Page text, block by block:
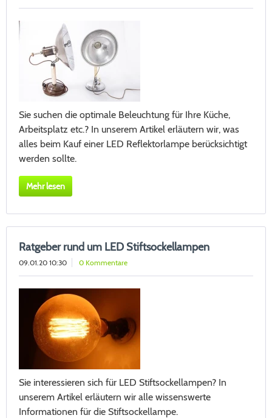
Sie suchen die optimale Beleuchtung für Ihre Küche,
Arbeitsplatz etc.? In unserem Artikel erläutern wir, was
alles beim Kauf einer LED Reflektorlampe berücksichtigt
werden sollte.
Mehr lesen
Ratgeber rund um LED Stiftsockellampen
09.01.20 10:30 0 Kommentare
Sie interessieren sich für LED Stiftsockellampen? In
unserem Artikel erläutern wir alle wissenswerte
Informationen für die Stiftsockellampe.